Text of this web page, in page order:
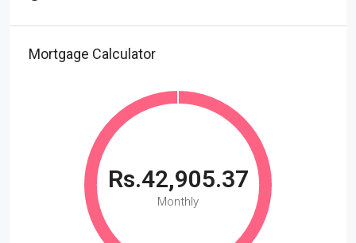
Mortgage Calculator
Rs.42,905.37
Monthly